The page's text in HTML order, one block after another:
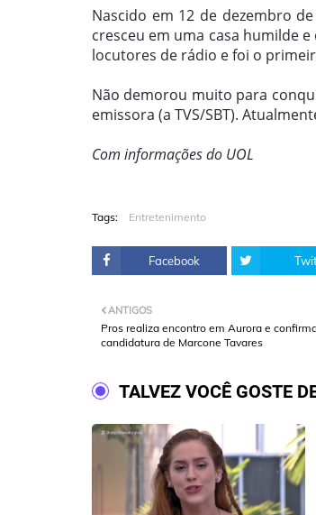
Nascido em 12 de dezembro
cresceu em uma casa humilde
locutores de rádio e foi o
Não demorou muito para
emissora (a TVS/SBT).
Com informações do UOL
Tags: Entretenimento
Facebook
ANTIGOS
Pros realiza encontro em Aurora e
candidatura de Marcone Tavares
TALVEZ VOCÊ GOSTE